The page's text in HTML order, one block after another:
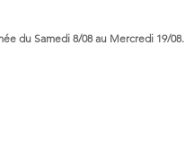
du Samedi 8/08 au Mercredi 19/08.